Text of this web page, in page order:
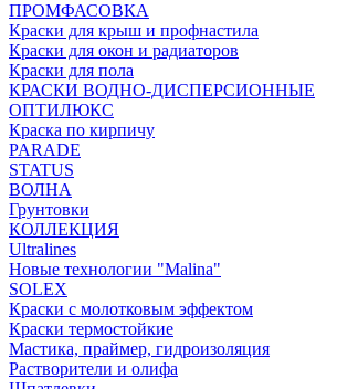
ПРОМФАСОВКА
Краски для крыш и профнастила
Краски для окон и радиаторов
Краски для пола
КРАСКИ ВОДНО-ДИСПЕРСИОННЫЕ
ОПТИЛЮКС
Краска по кирпичу
PARADE
STATUS
ВОЛНА
Грунтовки
КОЛЛЕКЦИЯ
Ultralines
Новые технологии "Malina"
SOLEX
Краски с молотковым эффектом
Краски термостойкие
Мастика, праймер, гидроизоляция
Растворители и олифа